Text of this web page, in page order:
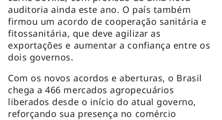
auditoria ainda este ano. O país também
firmou um acordo de cooperação sanitária e
fitossanitária, que deve agilizar as
exportações e aumentar a confiança entre os
dois governos.
Com os novos acordos e aberturas, o Brasil
chega a 466 mercados agropecuários
liberados desde o início do atual governo,
reforçando sua presença no comércio